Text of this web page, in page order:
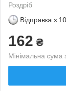
Роздріб
Відправка з
162 ₴
Мінімальна